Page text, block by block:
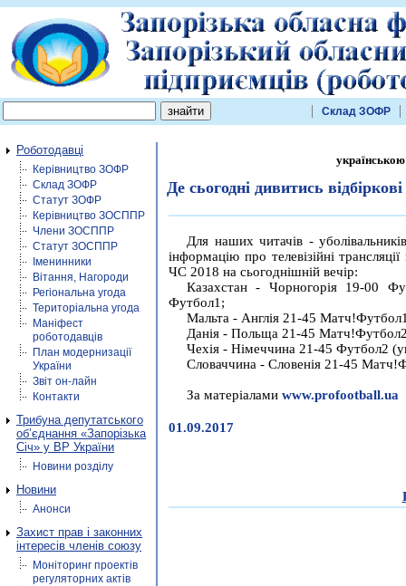
Склад ЗОФР
Роботодавці
Керівництво ЗОФР
Склад ЗОФР
Статут ЗОФР
Керівництво ЗОСППР
Члени ЗОСППР
Статут ЗОСППР
Іменинники
Вітання, Нагороди
Регіональна угода
Територіальна угода
Маніфест
роботодавців
План модернизації
України
Звіт он-лайн
Контакти
Трибуна депутатського
об’єднання «Запорізька
Січ» у ВР України
Новини розділу
Новини
Анонси
Захист прав і законних
інтересів членів союзу
Моніторинг проектів
регуляторних актів
Де сьогодні дивитись
Для наших читачів -
інформацію про телевізійні трансляції
ЧС 2018 на сьогоднішній вечір:
Казахстан - Чорногорія 19-00
Футбол1;
Мальта - Англія 21-45
Данія - Польща 21-45
Чехія - Німеччина 21-45 Футбол2
Словаччина - Словенія 21-45
За матеріалами www.profootball.ua
01.09.2017